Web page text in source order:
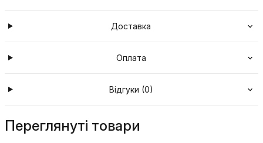
Доставка
Оплата
Відгуки (0)
Переглянуті товари